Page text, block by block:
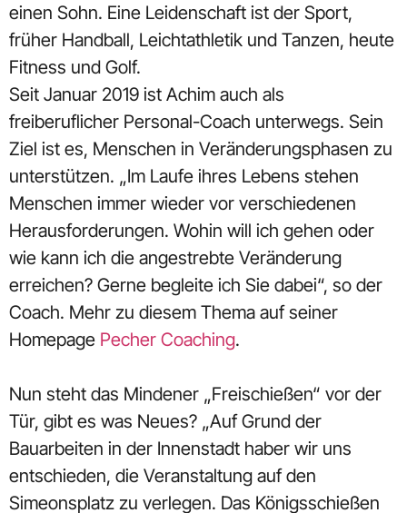
einen Sohn. Eine Leidenschaft ist der Sport,
früher Handball, Leichtathletik und Tanzen, heute
Fitness und Golf.
Seit Januar 2019 ist Achim auch als
freiberuflicher Personal-Coach unterwegs. Sein
Ziel ist es, Menschen in Veränderungsphasen zu
unterstützen. „Im Laufe ihres Lebens stehen
Menschen immer wieder vor verschiedenen
Herausforderungen. Wohin will ich gehen oder
wie kann ich die angestrebte Veränderung
erreichen? Gerne begleite ich Sie dabei“, so der
Coach. Mehr zu diesem Thema auf seiner
Homepage Pecher Coaching.
Nun steht das Mindener „Freischießen“ vor der
Tür, gibt es was Neues? „Auf Grund der
Bauarbeiten in der Innenstadt haber wir uns
entschieden, die Veranstaltung auf den
Simeonsplatz zu verlegen. Das Königsschießen